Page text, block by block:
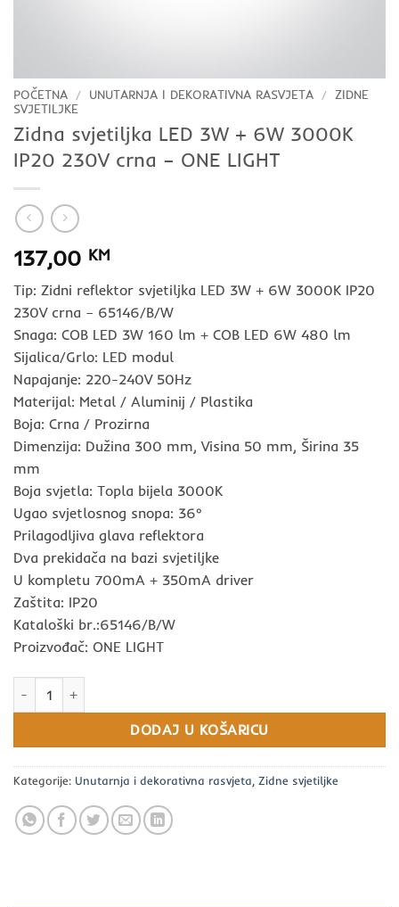
POČETNA / UNUTARNJA I DEKORATIVNA RASVJETA / ZIDNE
SVJETILJKE
Zidna svjetiljka LED 3W + 6W 3000K
IP20 230V crna – ONE LIGHT
137,00 KM
Tip: Zidni reflektor svjetiljka LED 3W + 6W 3000K IP20
230V crna – 65146/B/W
Snaga: COB LED 3W 160 lm + COB LED 6W 480 lm
Sijalica/Grlo: LED modul
Napajanje: 220-240V 50Hz
Materijal: Metal / Aluminij / Plastika
Boja: Crna / Prozirna
Dimenzija: Dužina 300 mm, Visina 50 mm, Širina 35
mm
Boja svjetla: Topla bijela 3000K
Ugao svjetlosnog snopa: 36°
Prilagodljiva glava reflektora
Dva prekidača na bazi svjetiljke
U kompletu 700mA + 350mA driver
Zaštita: IP20
Kataloški br.:65146/B/W
Proizvođač: ONE LIGHT
DODAJ U KOŠARICU
Kategorije: Unutarnja i dekorativna rasvjeta, Zidne svjetiljke